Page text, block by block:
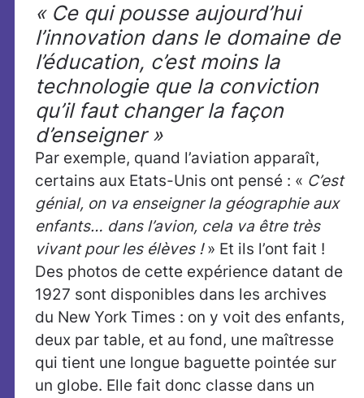
« Ce qui pousse aujourd’hui
l’innovation dans le domaine de
l’éducation, c’est moins la
technologie que la conviction
qu’il faut changer la façon
d’enseigner »
Par exemple, quand l’aviation apparaît,
certains aux Etats-Unis ont pensé : « C’est
génial, on va enseigner la géographie aux
enfants… dans l’avion, cela va être très
vivant pour les élèves !» Et ils l’ont fait !
Des photos de cette expérience datant de
1927 sont disponibles dans les archives
du New York Times : on y voit des enfants,
deux par table, et au fond, une maîtresse
qui tient une longue baguette pointée sur
un globe. Elle fait donc classe dans un